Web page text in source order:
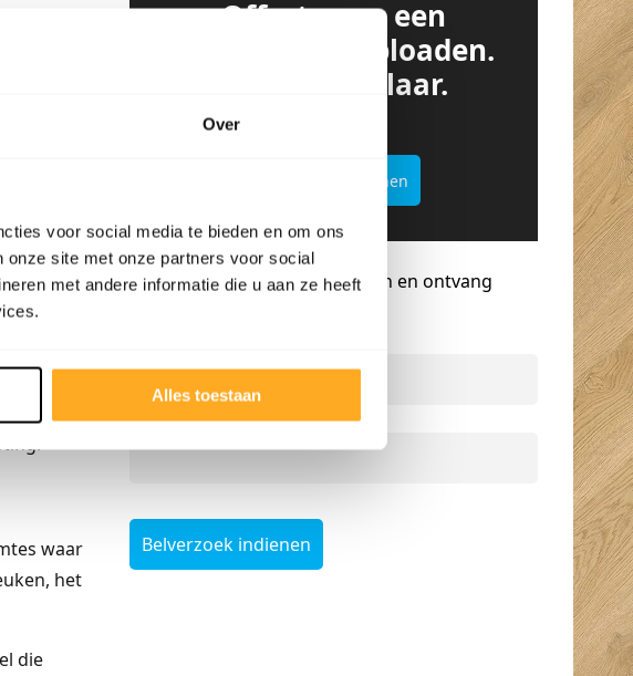
Over
voor social media te bieden en om ons
site met onze partners voor social
met andere informatie die u aan ze heeft
Alles toestaan
wij
waar
het
die
Offerte van een
concurrent? Uploaden.
Besparen. Klaar.
Offertekiller openen
Gratis advies op maat
Vraag een terugbelverzoek aan en ontvang
Telefoonnummer*
Belverzoek indienen